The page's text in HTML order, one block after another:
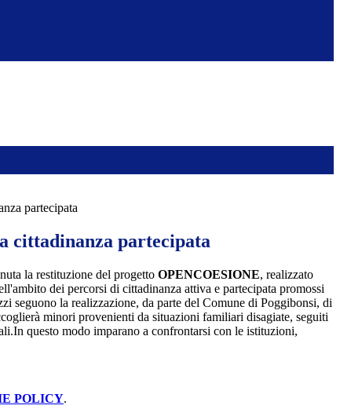
partecipata
cittadinanza partecipata
la restituzione del progetto OPENCOESIONE, realizzato
dei percorsi di cittadinanza attiva e partecipata promossi
seguono la realizzazione, da parte del Comune di Poggibonsi, di
minori provenienti da situazioni familiari disagiate, seguiti
questo modo imparano a confrontarsi con le istituzioni,
POLICY.